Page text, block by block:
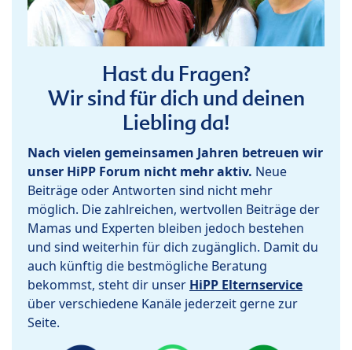
Hast du Fragen?
Wir sind für dich und deinen
Liebling da!
Nach vielen gemeinsamen Jahren betreuen wir
unser HiPP Forum nicht mehr aktiv. Neue
Beiträge oder Antworten sind nicht mehr
möglich. Die zahlreichen, wertvollen Beiträge der
Mamas und Experten bleiben jedoch bestehen
und sind weiterhin für dich zugänglich. Damit du
auch künftig die bestmögliche Beratung
bekommst, steht dir unser HiPP Elternservice
über verschiedene Kanäle jederzeit gerne zur
Seite.